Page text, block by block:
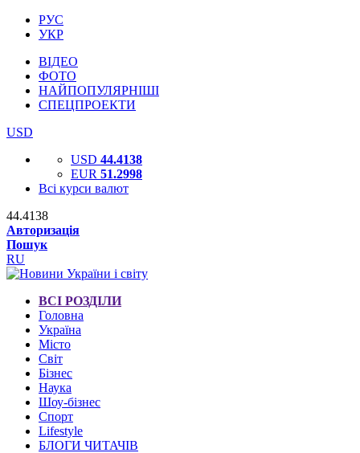
РУС
УКР
ВІДЕО
ФОТО
НАЙПОПУЛЯРНІШІ
СПЕЦПРОЕКТИ
USD
USD 44.4138
EUR 51.2998
Всі курси валют
44.4138
Авторизація
Пошук
RU
ВСІ РОЗДІЛИ
Головна
Україна
Місто
Світ
Бізнес
Наука
Шоу-бізнес
Спорт
Lifestyle
БЛОГИ ЧИТАЧІВ